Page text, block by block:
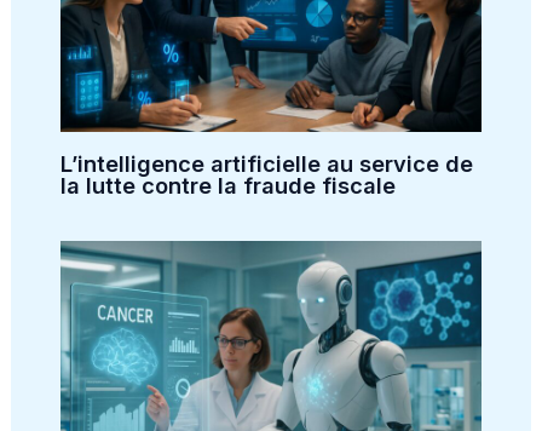
L’intelligence artificielle au service de
la lutte contre la fraude fiscale